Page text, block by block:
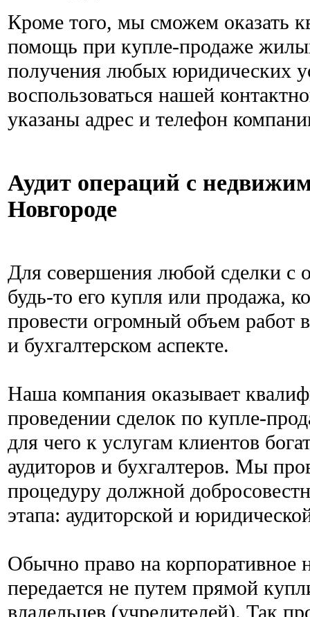
Кроме того, мы сможем оказать
помощь при купле-продаже
получения любых юридических
воспользоваться нашей
указаны адрес и телефон
Аудит операций с
Новгороде
Для совершения любой сделки с
будь-то его купля или продажа,
провести огромный объем работ
и бухгалтерском аспекте.
Наша компания оказывает
проведении сделок по купле-
для чего к услугам клиентов
аудиторов и бухгалтеров. Мы
процедуру должной
этапа: аудиторской и
Обычно право на
передается не путем прямой
владельцев (учредителей). Так